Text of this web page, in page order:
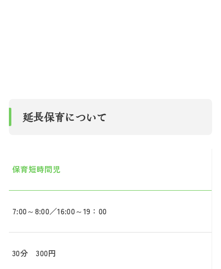
延長保育について
保育短時間児
7:00～8:00／16:00～19：00
30分 300円